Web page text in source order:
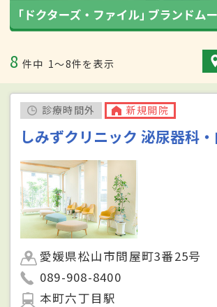
8 件中 1〜8件を表示
診療時間外 新規開院
しみずクリニック 泌尿器科
愛媛県松山市問屋町3番25号
089-908-8400
本町六丁目駅